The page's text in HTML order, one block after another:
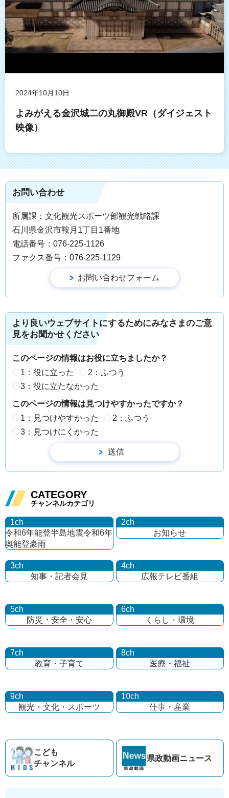
2024年10月10日
よみがえる金沢城二の丸御殿VR（ダイジェスト
映像）
お問い合わせ
所属課：文化観光スポーツ部観光戦略課
石川県金沢市鞍月1丁目1番地
電話番号：076-225-1126
ファクス番号：076-225-1129
より良いウェブサイトにするためにみなさまのご意
見をお聞かせください
このページの情報はお役に立ちましたか？
1：役に立った
2：ふつう
3：役に立たなかった
このページの情報は見つけやすかったですか？
1：見つけやすかった
2：ふつう
3：見つけにくかった
CATEGORY
チャンネルカテゴリ
1ch
令和6年能登半島地震令和6年
奥能登豪雨
2ch
お知らせ
3ch
知事・記者会見
4ch
広報テレビ番組
5ch
防災・安全・安心
6ch
くらし・環境
7ch
教育・子育て
8ch
医療・福祉
9ch
観光・文化・ スポーツ
10ch
仕事・産業
こども
チャンネル
県政動画ニュース